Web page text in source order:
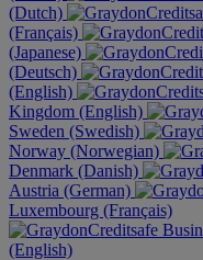
(Dutch)
(Français)
(Japanese)
(Deutsch)
(English)
Kingdom (English)
Sweden (Swedish)
Norway (Norwegian)
Denmark (Danish)
Austria (German)
Luxembourg (Français)
(English)